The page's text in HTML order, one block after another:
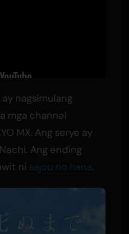
nagsimulang
mga channel
MX. Ang serye ay
Ang ending
ni sajou no hana.